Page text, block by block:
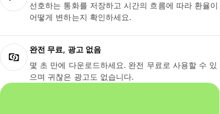
선호하는 통화를 저장하고 시간의 흐름에 따라 환율이
어떻게 변하는지 확인하세요.
완전 무료, 광고 없음
몇 초 만에 다운로드하세요. 완전 무료로 사용할 수 있
으며 귀찮은 광고도 없습니다.